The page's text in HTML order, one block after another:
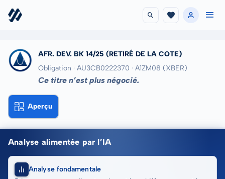
AFR. DEV. BK 14/25 (RETIRÉ DE LA COTE)
Obligation · AU3CB0222370 · A1ZM08 (XBER)
Ce titre n’est plus négocié.
Aperçu
Analyse alimentée par l’IA
Analyse fondamentale